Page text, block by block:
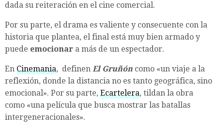
dada su reiteración en el cine comercial.
Por su parte, el drama es valiente y consecuente con la
historia que plantea, el final está muy bien armado y
puede emocionar a más de un espectador.
En Cinemania, definen El Gruñón como «un viaje a la
reflexión, donde la distancia no es tanto geográfica, sino
emocional». Por su parte, Ecartelera, tildan la obra
como «una película que busca mostrar las batallas
intergeneracionales».